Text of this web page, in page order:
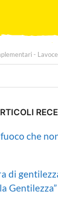
-
che
di